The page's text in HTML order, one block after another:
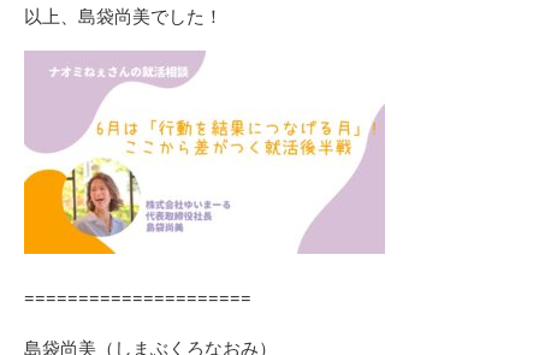
以上、島袋尚美でした！
=====================
島袋尚美（しまぶくろなおみ）